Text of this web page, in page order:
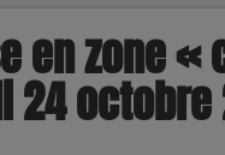
en zone
24 octobre